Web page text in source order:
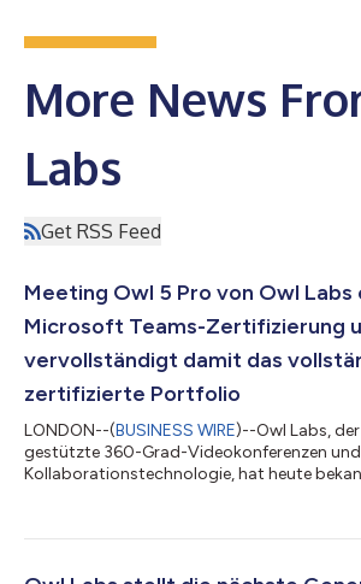
More News
Labs
Get RSS Feed
Meeting Owl 5 Pro von Owl Labs
Microsoft Teams-Zertifizierung
vervollständigt damit das
zertifizierte Portfolio
LONDON--(BUSINESS WIRE)--Owl Labs,
gestützte 360-Grad-Videokonferenzen
Kollaborationstechnologie, hat heute
5 Pro ist von Grund auf flexibel ausgelegt,